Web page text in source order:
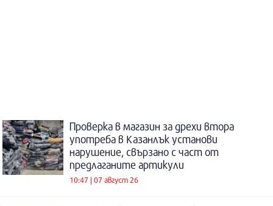
Проверка в магазин за дрехи втора
употреба в Казанлък установи
нарушение, свързано с част от
предлаганите артикули
10:47 | 07 август 26